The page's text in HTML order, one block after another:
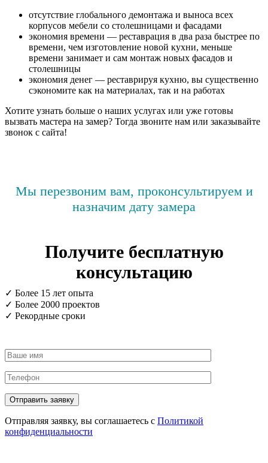
отсутствие глобального демонтажа и выноса всех
корпусов мебели со столешницами и фасадами
экономия времени — реставрация в два раза быстрее по
времени, чем изготовление новой кухни, меньше
времени занимает и сам монтаж новых фасадов и
столешницы
экономия денег — реставрируя кухню, вы существенно
сэкономите как на материалах, так и на работах
Хотите узнать больше о наших услугах или уже готовы
вызвать мастера на замер? Тогда звоните нам или заказывайте
звонок с сайта!
Мы перезвоним вам, проконсультируем и
назначим дату замера
Получите бесплатную
консультацию
✓ Более 15 лет опыта
✓ Более 2000 проектов
✓ Рекордные сроки
Отправляя заявку, вы соглашаетесь с Политикой
конфиденциальности